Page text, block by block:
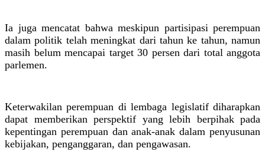
Ia juga mencatat bahwa meskipun partisipasi perempuan
dalam politik telah meningkat dari tahun ke tahun, namun
masih belum mencapai target 30 persen dari total anggota
parlemen.
Keterwakilan perempuan di lembaga legislatif diharapkan
dapat memberikan perspektif yang lebih berpihak pada
kepentingan perempuan dan anak-anak dalam penyusunan
kebijakan, penganggaran, dan pengawasan.